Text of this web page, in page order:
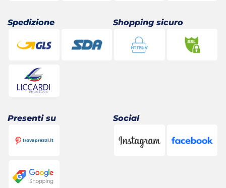
Spedizione Shopping sicuro
Presenti su Social